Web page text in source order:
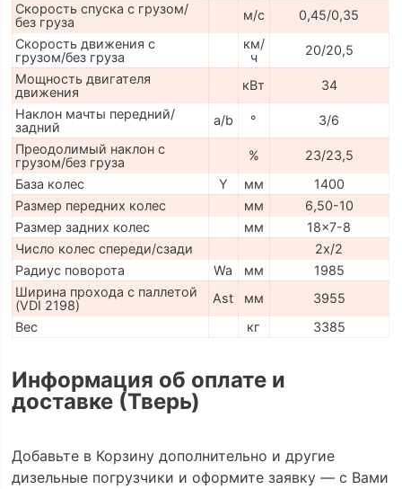
Скорость спуска с грузом/
без груза
м/с
0,45/0,35
Скорость движения с
грузом/без груза
км/
ч
20/20,5
Мощность двигателя
движения
кВт
34
Наклон мачты передний/
задний
a/b °
3/6
Преодолимый наклон с
грузом/без груза
%
23/23,5
База колес
Y мм
1400
Размер передних колес
мм
6,50-10
Размер задних колес
мм
18x7-8
Число колес спереди/сзади
2x/2
Радиус поворота
Wa мм
1985
Ширина прохода с паллетой
(VDI 2198)
Ast мм
3955
Вес
кг 3385
Информация об оплате и
доставке (Тверь)
Добавьте в Корзину дополнительно и другие
дизельные погрузчики и оформите заявку — с Вами